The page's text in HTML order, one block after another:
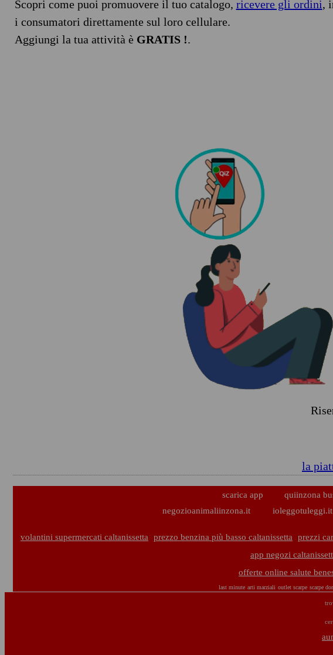
Scopri come puoi promuovere il tuo catalogo, ricevere gli ordini,
i consumatori direttamente sul loro cellulare.
Aggiungi la tua attività è GRATIS !.
la
scarica app quiinzona
negozioanimaliinzona.it
ioleggotuleggi.it
volantini supermercati caltanissetta prezzo benzina più basso caltanissetta prezzi
app negozi
offerte online salute
last minute arti marziali outlet scarpe scarpe